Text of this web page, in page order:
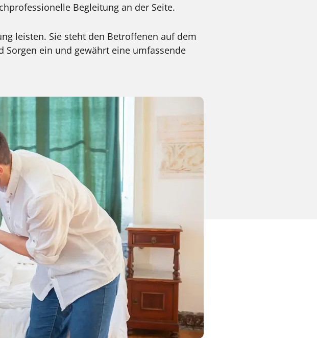
Begleitung an der Seite.
leisten. Sie steht den Betroffenen auf dem
Sorgen ein und gewährt eine umfassende